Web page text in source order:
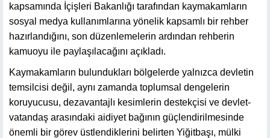
kapsamında İçişleri Bakanlığı tarafından kaymakamların
sosyal medya kullanımlarına yönelik kapsamlı bir rehber
hazırlandığını, son düzenlemelerin ardından rehberin
kamuoyu ile paylaşılacağını açıkladı.
Kaymakamların bulundukları bölgelerde yalnızca devletin
temsilcisi değil, aynı zamanda toplumsal dengelerin
koruyucusu, dezavantajlı kesimlerin destekçisi ve devlet-
vatandaş arasındaki aidiyet bağının güçlendirilmesinde
önemli bir görev üstlendiklerini belirten Yiğitbaşı, mülki